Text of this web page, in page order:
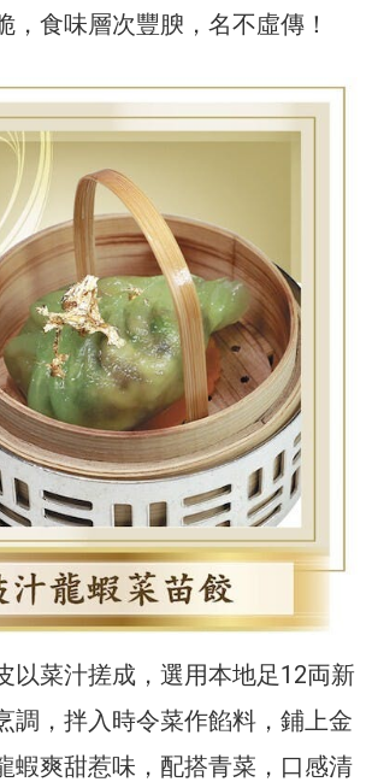
，食味層次豐腴，名不虛傳！
以菜汁搓成，選用本地足12両新
調，拌入時令菜作餡料，鋪上金
蝦爽甜惹味，配搭青菜，口感清